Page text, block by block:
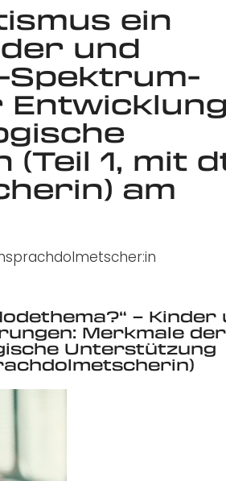
ein
und
Spektrum-
1, mit
am
– Kinder
Merkmale der
Unterstützung